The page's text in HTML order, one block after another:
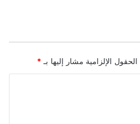
الحقول الإلزامية مشار إليها بـ *